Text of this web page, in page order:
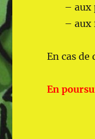
– aux
– aux
En cas
En